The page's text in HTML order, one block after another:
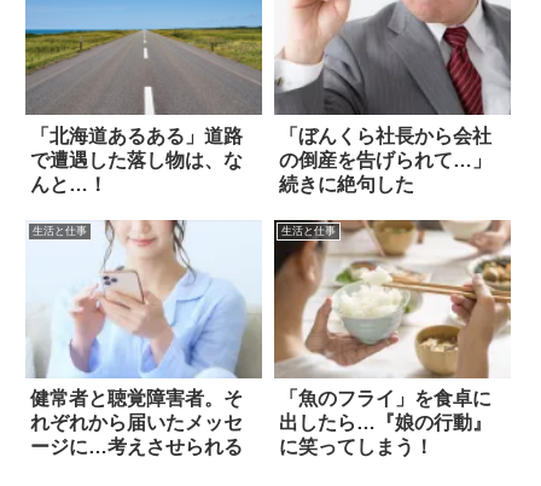
「北海道あるある」道路
で遭遇した落し物は、な
んと…！
「ぼんくら社長から会社
の倒産を告げられて…」
続きに絶句した
生活と仕事
健常者と聴覚障害者。そ
れぞれから届いたメッセ
ージに…考えさせられる
生活と仕事
「魚のフライ」を食卓に
出したら…『娘の行動』
に笑ってしまう！